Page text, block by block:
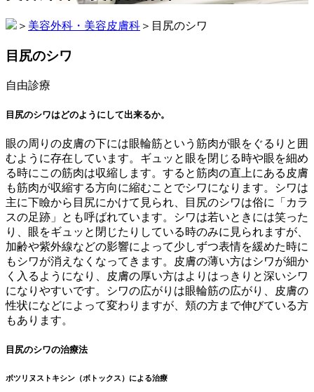
＞ 美容外科・美容皮膚科 ＞ 目尻のシワ
目尻のシワ
自由診療
目尻のシワはどのようにして出来るか。
眼の周りの皮膚の下には眼輪筋という筋肉が眼をぐるりと囲
むように存在しています。ギュッと眼を閉じる時や眼を細め
る時にこの筋肉は収縮します。すると筋肉の直上にある皮膚
も筋肉が収縮する方向に縮むことでシワになります。シワは
主に下瞼から目尻にかけて見られ、目尻のシワは俗に「カラ
スの足跡」とも呼ばれています。シワは若いときには笑った
り、眼をギュッと閉じたりしている時のみに見られますが、
加齢や紫外線などの影響によって少しずつ表情を緩めた時に
もシワが消えなくなってきます。皮膚の薄い方はシワが細か
く入るようになり、皮膚の厚い方はよりはっきりと深いシワ
になりやすいです。シワの広がりは眼輪筋の広がり、皮膚の
性状になどによって変わりますが、頬の方まで伸びている方
もあります。
目尻のシワの治療法
ボツリヌストキシン（ボトックス）による治療